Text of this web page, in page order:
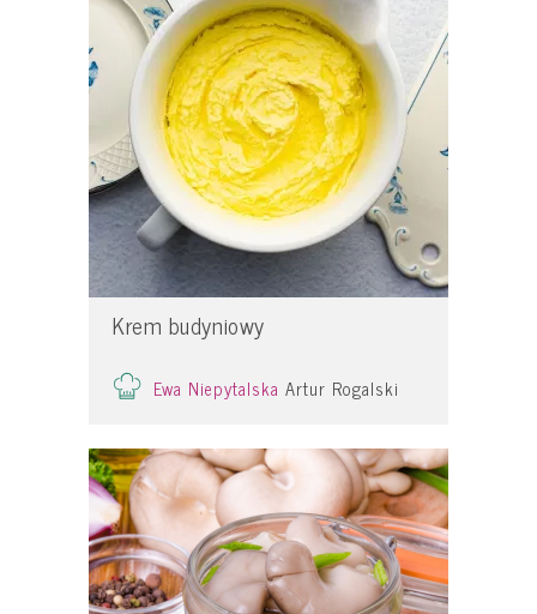
Krem budyniowy
Ewa Niepytalska Artur Rogalski